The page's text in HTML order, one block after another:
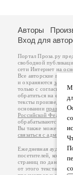
Авторы
Вход для
Портал Проза.ру
свободной
сети Интернет на
Все авторские права
и охраняются законом
только с согласия
обратиться на его
тексты произведений
основанииправил
Российской
обрабатываются на
Вы также можете
связаться с
Ежедневная
посетителей,
страниц по данным
от этого текста. В